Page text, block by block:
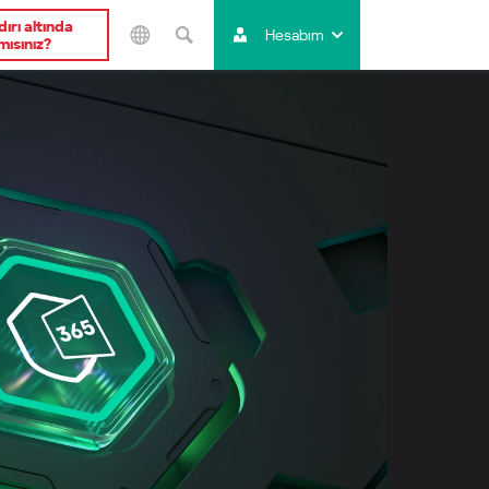
altında
Hesabım
Asya ve Pasifik
Australia
Malaysia - Bahasa Melayu
New Zealand
Việt Nam
ไทย (Thailand)
한국 (Korea)
中国 (China)
香港特別行政區 (Hong Kong SAR)
台灣 (Taiwan)